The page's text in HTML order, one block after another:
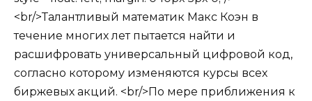
<br/>Талантливый математик Макс Коэн в
течение многих лет пытается найти и
расшифровать универсальный цифровой код,
согласно которому изменяются курсы всех
биржевых акций. <br/>По мере приближения к